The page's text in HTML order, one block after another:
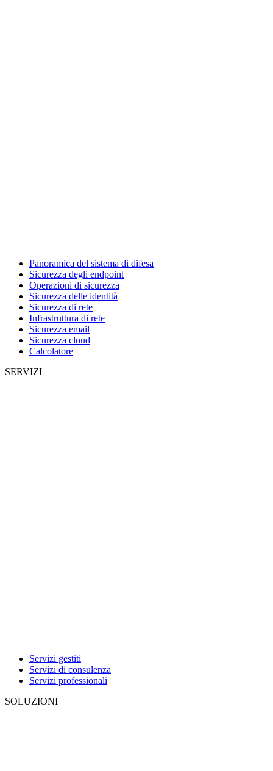
Panoramica del sistema di difesa
Sicurezza degli endpoint
Operazioni di sicurezza
Sicurezza delle identità
Sicurezza di rete
Infrastruttura di rete
Sicurezza email
Sicurezza cloud
Calcolatore
SERVIZI
Servizi gestiti
Servizi di consulenza
Servizi professionali
SOLUZIONI